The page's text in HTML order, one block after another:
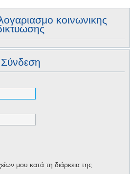
κοινωνικης
Σύνδεση
μου κατά τη διάρκεια της